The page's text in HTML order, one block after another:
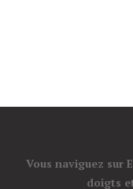
Vous naviguez sur
doigts